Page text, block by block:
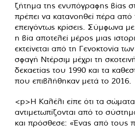
ζήτημα της ενυπόγραφης βίας
πρέπει να κατανοηθεί πέρα από
επειγόντως κρίσεις. Σύμφωνα
η βία αποτελεί μέρος μιας
εκτείνεται από τη Γενοκτονία
σφαγή Ντέρσιμ μέχρι τη
δεκαετίας του 1990 και τα
που επιβλήθηκαν μετά το 2016.
<p>Η Καλέλι είπε ότι τα
αντιμετωπίζονται από το
και πρόσθεσε: «Ένας από τους